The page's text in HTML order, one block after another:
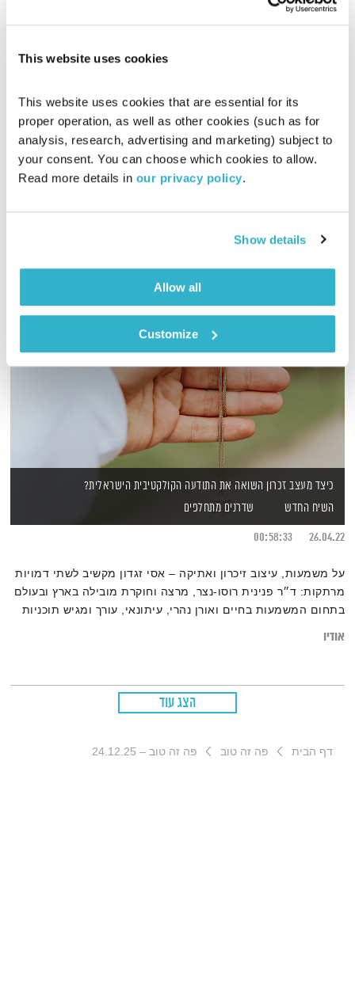
This website uses cookies
This website uses cookies that are essential for its
proper operation, as well as other cookies (such as for
analysis, research, advertising and marketing) subject to
your consent. You can choose which cookies to allow.
Read more details in our privacy policy.
Show details
Allow all
Customize
עולם קטן
אורי בנקהלטר
07.02.22
01:58:33
מסע מוזיקלי יומי עם אורי בנקהלטר, והפעם – נעים, מגוון
אודיו
כיצד מעצב זכרון השואה את התודעה הקולקטיבית הישראלית?
השיח החדש
שדרנים מתחלפים
26.04.22
00:58:33
על משמעות, עיצוב זיכרון ואתיקה – אסי זגדון מקשיב לשתי דמויות
מרתקות: ד״ר פנינית רוסו-נצר, מרצה וחוקרת מובילה בארץ ובעולם
בתחום המשמעות בחיים ואורן נהרי, עיתונאי, עורך ומגיש תוכניות
אודיו
הצג עוד
דף הבית פה זה טוב פה זה טוב – 24.12.25